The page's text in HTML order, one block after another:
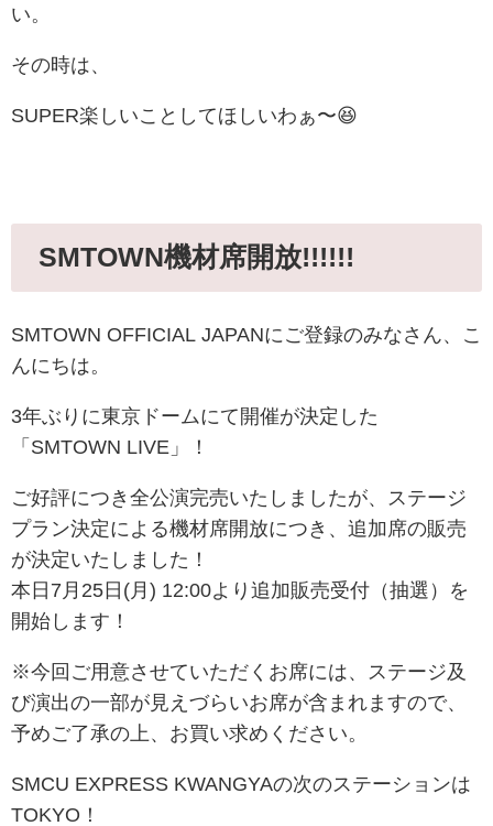
い。
その時は、
SUPER楽しいことしてほしいわぁ〜😆
SMTOWN機材席開放!!!!!!
SMTOWN OFFICIAL JAPANにご登録のみなさん、こ
んにちは。
3年ぶりに東京ドームにて開催が決定した
「SMTOWN LIVE」！
ご好評につき全公演完売いたしましたが、ステージ
プラン決定による機材席開放につき、追加席の販売
が決定いたしました！
本日7月25日(月) 12:00より追加販売受付（抽選）を
開始します！
※今回ご用意させていただくお席には、ステージ及
び演出の一部が見えづらいお席が含まれますので、
予めご了承の上、お買い求めください。
SMCU EXPRESS KWANGYAの次のステーションは
TOKYO！